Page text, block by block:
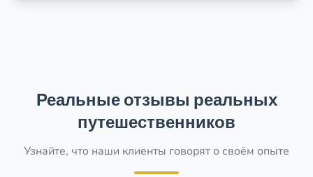
Реальные отзывы реальных
путешественников
Узнайте, что наши клиенты говорят о своём опыте